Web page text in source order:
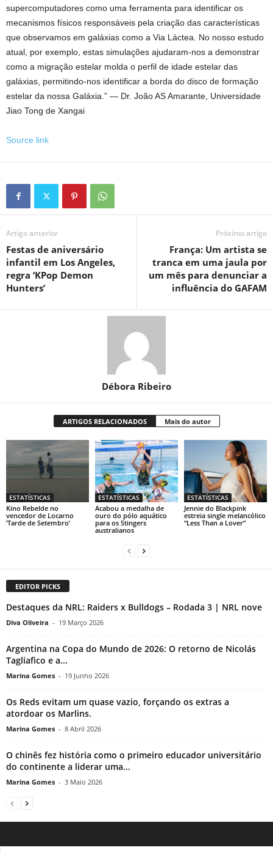
supercomputadores como uma ferramenta para identificar os
mecanismos físicos responsáveis ​​pela criação das características
que observamos em galáxias como a Via Láctea. No nosso estudo
atual, por exemplo, estas simulações ajudaram-nos a demonstrar
como a migração estelar molda o perfil de idade estelar das
galáxias, permitindo-nos identificar a borda do disco de formação
estelar da nossa Galáxia.” — Dr. João AS Amarante, Universidade
Jiao Tong de Xangai
Source link
Artigo anterior
Festas de aniversário
infantil em Los Angeles,
regra ‘KPop Demon
Hunters’
Próximo artigo
França: Um artista se
tranca em uma jaula por
um mês para denunciar a
influência do GAFAM
Débora Ribeiro
ARTIGOS RELACIONADOS Mais do autor
ESTATÍSTICAS
Kino Rebelde no
vencedor de Locarno
‘Tarde de Setembro’
ESTATÍSTICAS
Acabou a medalha de
ouro do pólo aquático
para os Stingers
australianos
ESTATÍSTICAS
Jennie do Blackpink
estreia single melancólico
“Less Than a Lover”
EDITOR PICKS
Destaques da NRL: Raiders x Bulldogs – Rodada 3 | NRL nove
Diva Oliveira - 19 Março 2026
Argentina na Copa do Mundo de 2026: O retorno de Nicolás
Tagliafico e a...
Marina Gomes - 19 Junho 2026
Os Reds evitam um quase vazio, forçando os extras a
atordoar os Marlins.
Marina Gomes - 8 Abril 2026
O chinês fez história como o primeiro educador universitário
do continente a liderar uma...
Marina Gomes - 3 Maio 2026